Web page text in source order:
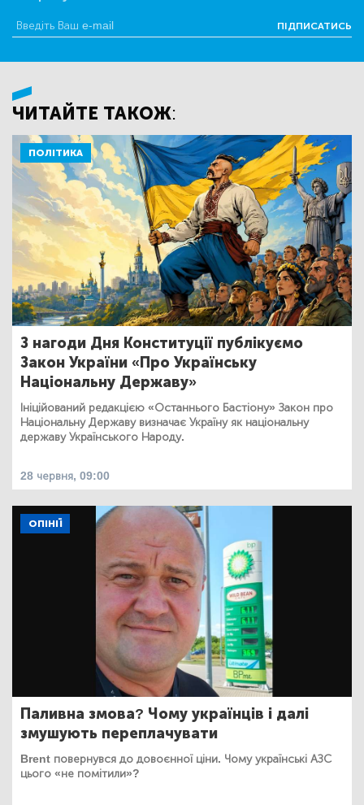
ПІДПИСАТИСЬ
ЧИТАЙТЕ ТАКОЖ:
ПОЛІТИКА
З нагоди Дня Конституції публікуємо
Закон України «Про Українську
Національну Державу»
Ініційований редакцією «Останнього Бастіону» Закон про
Національну Державу визначає Україну як національну
державу Українського Народу.
28 червня, 09:00
ОПІНІЇ
Паливна змова? Чому українців і далі
змушують переплачувати
Brent повернувся до довоєнної ціни. Чому українські АЗС
цього «не помітили»?